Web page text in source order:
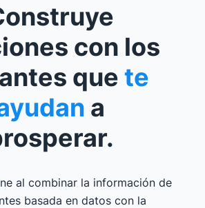
con los
que te
a
al combinar la información de
basada en datos con la